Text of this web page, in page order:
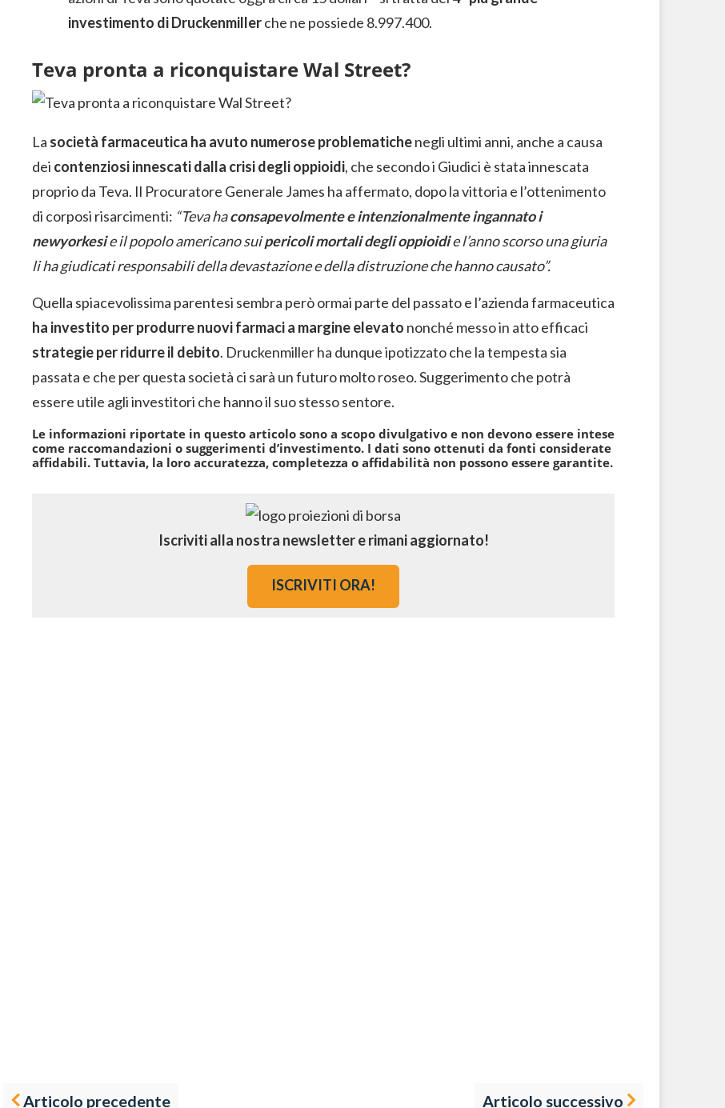
investimento di Druckenmillerche ne possiede 8.997.400.
Teva pronta a riconquistare Wal Street?
La società farmaceutica ha avuto numerose problematichenegli ultimi anni, anche a causa
dei contenziosi innescati dalla crisi degli oppioidi, che secondo i Giudici è stata innescata
proprio da Teva. Il Procuratore Generale James ha affermato, dopo la vittoria e l’ottenimento
di corposi risarcimenti: “Teva haconsapevolmente e intenzionalmente ingannato i
newyorkesie il popolo americano suipericoli mortali degli oppioidie l’anno scorso una giuria
li ha giudicati responsabili della devastazione e della distruzione che hanno causato”.
Quella spiacevolissima parentesi sembra però ormai parte del passato e l’azienda farmaceutica
ha investito per produrre nuovi farmaci a margine elevato nonché messo in atto efficaci
strategie per ridurre il debito. Druckenmiller ha dunque ipotizzato che la tempesta sia
passata e che per questa società ci sarà un futuro molto roseo. Suggerimento che potrà
essere utile agli investitori che hanno il suo stesso sentore.
Le informazioni riportate in questo articolo sono a scopo divulgativo e non devono essere intese
come raccomandazioni o suggerimenti d’investimento. I dati sono ottenuti da fonti considerate
affidabili. Tuttavia, la loro accuratezza, completezza o affidabilità non possono essere garantite.
Iscriviti alla nostra newsletter e rimani aggiornato!
ISCRIVITI ORA!
Articolo precedente Articolo successivo